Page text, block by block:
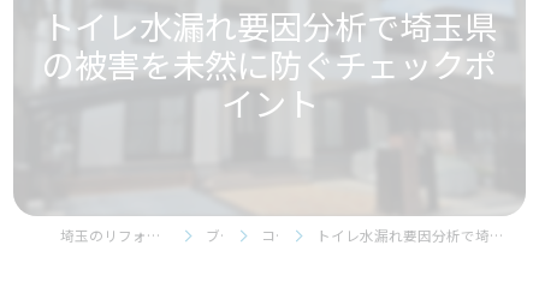
トイレ水漏れ要因分析で埼玉県
の被害を未然に防ぐチェックポ
イント
埼玉のリフォームならおうちドクター ブログ コラム トイレ水漏れ要因分析で埼玉県の被害を未然に防ぐチェックポイント